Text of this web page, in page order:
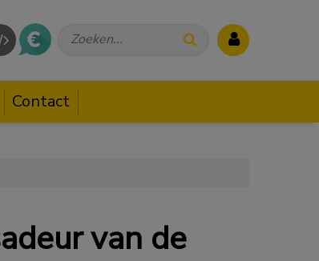
Zoeken...
Contact
van de